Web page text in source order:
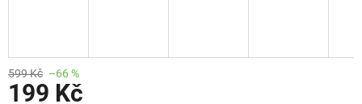
599 Kč –66 %
199 Kč